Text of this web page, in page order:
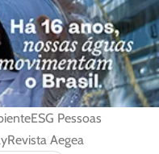
ESG Pessoas
Revista Aegea